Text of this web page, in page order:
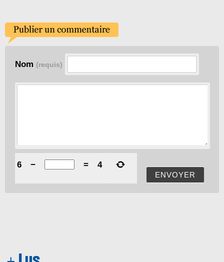
Nom (requis)
ENVOYER
6 − = 4